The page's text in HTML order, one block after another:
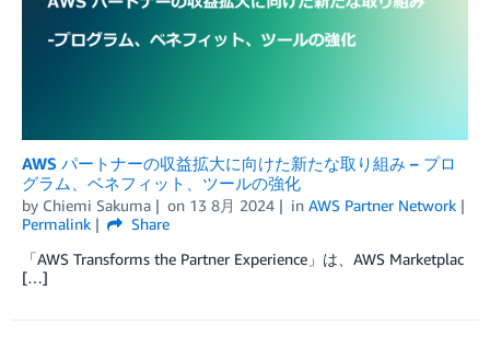
AWS パートナーの収益拡大に向けた新たな取り組み – プロ
グラム、ベネフィット、ツールの強化
by Chiemi Sakuma on 13 8月 2024 in AWS Partner Network
Permalink
Share
「AWS Transforms the Partner Experience」は、AWS Marketplac
[…]